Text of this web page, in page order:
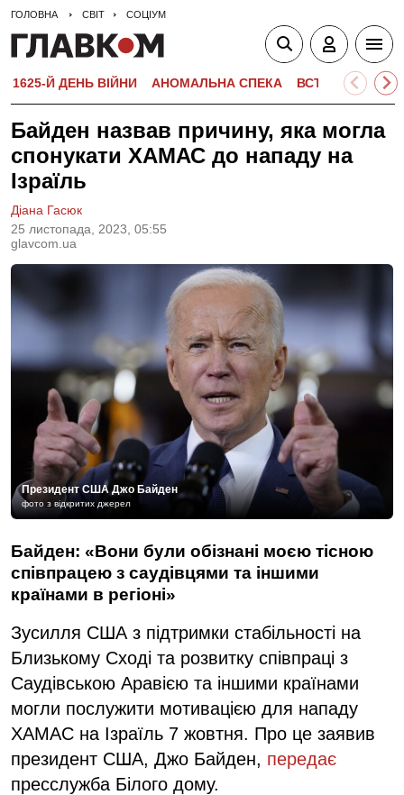
ГОЛОВНА СВІТ СОЦІУМ
1625-Й ДЕНЬ ВІЙНИ АНОМАЛЬНА СПЕКА ВСТУПНА
Байден назвав причину, яка могла
спонукати ХАМАС до нападу на
Ізраїль
25 листопада, 2023, 05:55
glavcom.ua
Діана Гасюк
Президент США Джо Байден
фото з відкритих джерел
Байден: «Вони були обізнані моєю тісною
співпрацею з саудівцями та іншими
країнами в регіоні»
Зусилля США з підтримки стабільності на
Близькому Сході та розвитку співпраці з
Саудівською Аравією та іншими країнами
могли послужити мотивацією для нападу
ХАМАС на Ізраїль 7 жовтня. Про це заявив
президент США, Джо Байден, передає
пресслужба Білого дому.